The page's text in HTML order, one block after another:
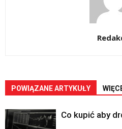
POWIĄZANE ARTYKUŁY
Co kupić aby